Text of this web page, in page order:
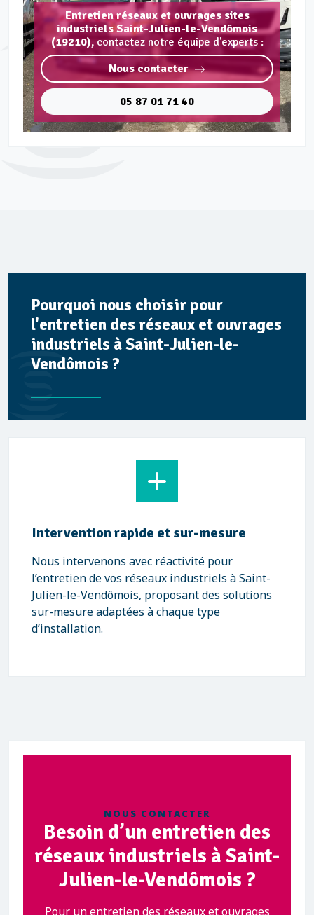
Entretien réseaux et ouvrages sites
industriels Saint-Julien-le-Vendômois
(19210), contactez notre équipe d'experts :
Nous contacter
05 87 01 71 40
Pourquoi nous choisir pour
l'entretien des réseaux et ouvrages
industriels à Saint-Julien-le-
Vendômois ?
Intervention rapide et sur-mesure
Nous intervenons avec réactivité pour
l’entretien de vos réseaux industriels à Saint-
Julien-le-Vendômois, proposant des solutions
sur-mesure adaptées à chaque type
d’installation.
NOUS CONTACTER
Besoin d’un entretien des
réseaux industriels à Saint-
Julien-le-Vendômois ?
Pour un entretien des réseaux et ouvrages